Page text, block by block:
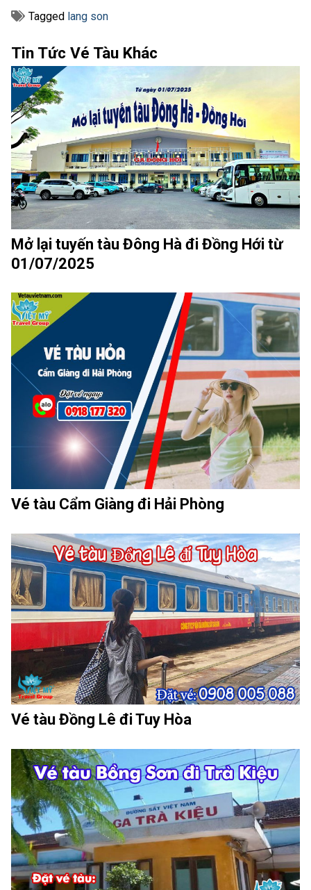
Tagged lang son
Tin Tức Vé Tàu Khác
Mở lại tuyến tàu Đông Hà đi Đồng Hới từ
01/07/2025
Vé tàu Cẩm Giàng đi Hải Phòng
Vé tàu Đồng Lê đi Tuy Hòa